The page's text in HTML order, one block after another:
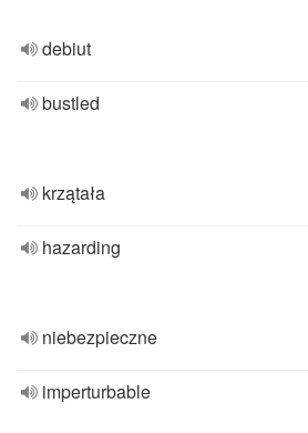
debiut
bustled
krzątała
hazarding
niebezpieczne
imperturbable